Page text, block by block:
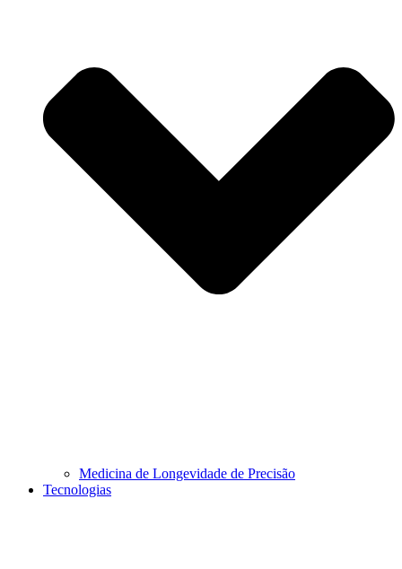
Medicina de Longevidade de Precisão
Tecnologias